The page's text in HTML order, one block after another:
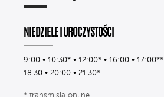
NIEDZIELE I UROCZYSTOŚCI
9:00 • 10:30* • 12:00* • 16:00 • 17:00**
18.30 • 20:00 • 21.30*